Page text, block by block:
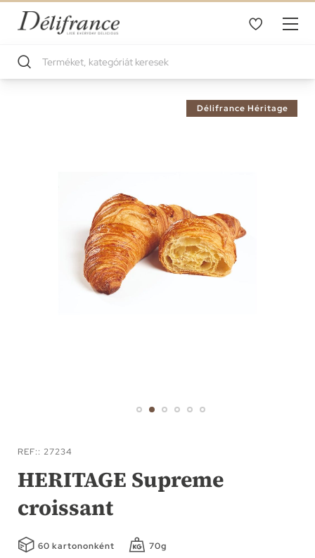
a
képgaléria
elejére
Délifrance Héritage
REF: 27234
HERITAGE Supreme
croissant
60 kartononként 70g